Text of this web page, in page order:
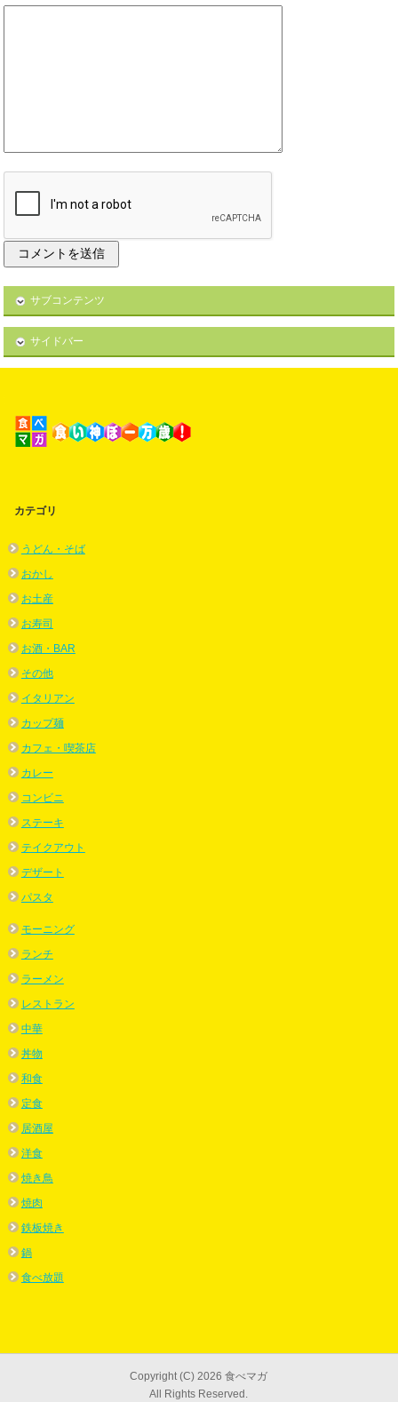
サブコンテンツ
サイドバー
カテゴリ
うどん・そば
おかし
お土産
お寿司
お酒・BAR
その他
イタリアン
カップ麺
カフェ・喫茶店
カレー
コンビニ
ステーキ
テイクアウト
デザート
パスタ
モーニング
ランチ
ラーメン
レストラン
中華
丼物
和食
定食
居酒屋
洋食
焼き鳥
焼肉
鉄板焼き
鍋
食べ放題
Copyright (C) 2026 食べマガ
All Rights Reserved.